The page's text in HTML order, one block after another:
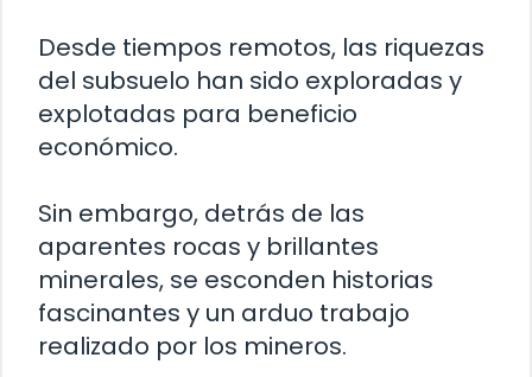
Desde tiempos remotos, las riquezas
del subsuelo han sido exploradas y
explotadas para beneficio
económico.
Sin embargo, detrás de las
aparentes rocas y brillantes
minerales, se esconden historias
fascinantes y un arduo trabajo
realizado por los mineros.